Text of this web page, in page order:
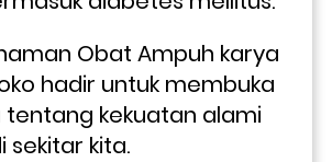
Obat Ampuh karya
hadir untuk membuka
kekuatan alami
sekitar kita.